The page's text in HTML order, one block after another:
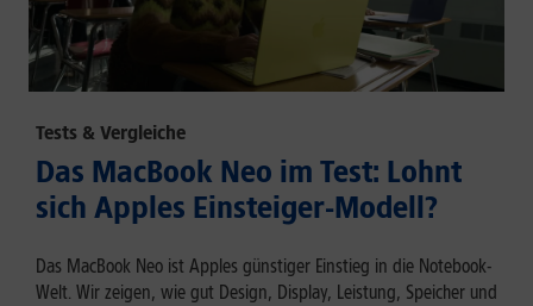
Tests & Vergleiche
Das MacBook Neo im Test: Lohnt
sich Apples Einsteiger-Modell?
Das MacBook Neo ist Apples günstiger Einstieg in die Notebook-
Welt. Wir zeigen, wie gut Design, Display, Leistung, Speicher und